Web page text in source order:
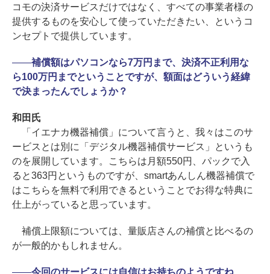
コモの決済サービスだけではなく、すべての事業者様の
提供するものを安心して使っていただきたい、というコ
ンセプトで提供しています。
――補償額はパソコンなら7万円まで、決済不正利用な
ら100万円までということですが、額面はどういう経緯
で決まったんでしょうか？
和田氏
「イエナカ機器補償」について言うと、我々はこのサ
ービスとは別に「デジタル機器補償サービス」というも
のを展開しています。こちらは月額550円、パックで入
ると363円というものですが、smartあんしん機器補償で
はこちらを無料で利用できるということでお得な特典に
仕上がっていると思っています。
補償上限額については、量販店さんの補償と比べるの
が一般的かもしれません。
――今回のサービスには自信はお持ちのようですね